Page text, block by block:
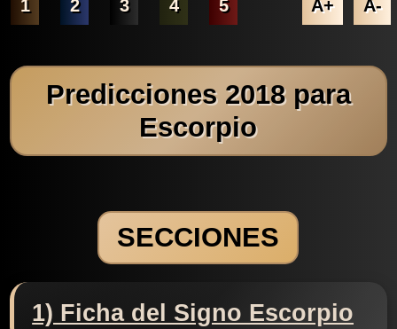
1 2 3 4 5 A+ A-
Predicciones 2018 para
Escorpio
SECCIONES
1) Ficha del Signo Escorpio